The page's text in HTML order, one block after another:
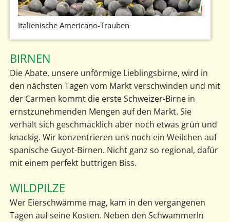
Italienische Americano-Trauben
BIRNEN
Die Abate, unsere unförmige Lieblingsbirne, wird in
den nächsten Tagen vom Markt verschwinden und mit
der Carmen kommt die erste Schweizer-Birne in
ernstzunehmenden Mengen auf den Markt. Sie
verhält sich geschmacklich aber noch etwas grün und
knackig. Wir konzentrieren uns noch ein Weilchen auf
spanische Guyot-Birnen. Nicht ganz so regional, dafür
mit einem perfekt buttrigen Biss.
WILDPILZE
Wer Eierschwämme mag, kam in den vergangenen
Tagen auf seine Kosten. Neben den Schwammerln